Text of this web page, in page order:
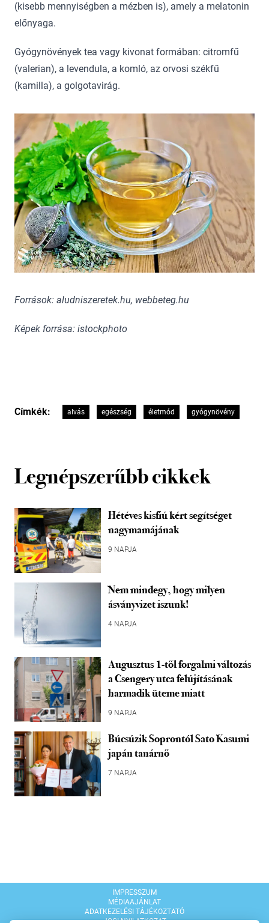
(kisebb mennyiségben a mézben is), amely a melatonin
előnyaga.
Gyógynövények tea vagy kivonat formában: citromfű
(valerian), a levendula, a komló, az orvosi székfű
(kamilla), a golgotavirág.
Források: aludniszeretek.hu, webbeteg.hu
Képek forrása: istockphoto
Címkék: alvás egészség életmód gyógynövény
Legnépszerűbb cikkek
Hétéves kisfiú kért segítséget
nagymamájának
9 NAPJA
Nem mindegy, hogy milyen
ásványvizet iszunk!
4 NAPJA
Augusztus 1-től forgalmi változás
a Csengery utca felújításának
harmadik üteme miatt
9 NAPJA
Búcsúzik Soprontól Sato Kasumi
japán tanárnő
7 NAPJA
IMPRESSZUM
MÉDIAAJÁNLAT
ADATKEZELÉSI TÁJÉKOZTATÓ
JOGI NYILATKOZAT